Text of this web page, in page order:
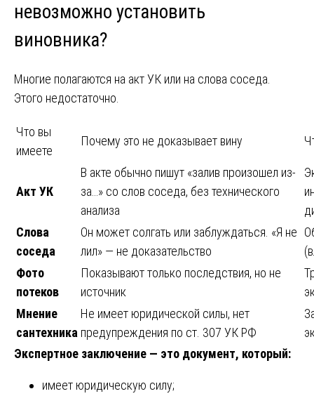
невозможно установить
виновника?
Многие полагаются на акт УК или на слова соседа.
Этого недостаточно.
Что вы
имеете
Почему это не доказывает вину
Акт УК
В акте обычно пишут «залив произошел из-
за…» со слов соседа, без технического
анализа
Слова
соседа
Он может солгать или заблуждаться. «Я не
лил» — не доказательство
Фото
потеков
Показывают только последствия, но не
источник
Мнение
сантехника
Не имеет юридической силы, нет
предупреждения по ст. 307 УК РФ
Экспертное заключение — это документ, который:
имеет юридическую силу;